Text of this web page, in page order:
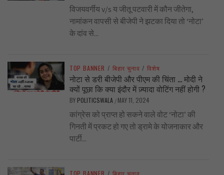
विजयवर्गीय v/s य जीतू पटवारी में कौन जीतेगा,
नामांकन वापसी से बीजेपी ने झटका दिया तो ‘नोटा’
के दांव से...
TOP BANNER / बिहार चुनाव / विशेष
नोटा से डरी बीजेपी और पीएम की चिंता … मोदी ने
क्यों पूछा कि क्या इंदौर में ज़्यादा वोटिंग नहीं होगी ?
BY POLITICSWALA / MAY 11, 2024
कांग्रेस को प्राप्त हो सकने वाले वोट ‘नोटा’ की
गिनती में प्रकट हो गए तो ड्रामे के योजनाकार और
पार्टी...
TOP BANNER / बिहार चुनाव